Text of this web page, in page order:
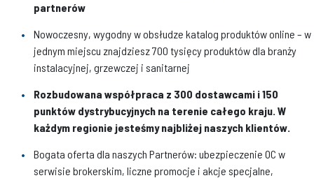
partnerów
Nowoczesny, wygodny w obsłudze katalog produktów online – w
jednym miejscu znajdziesz 700 tysięcy produktów dla branży
instalacyjnej, grzewczej i sanitarnej
Rozbudowana współpraca z 300 dostawcami i 150
punktów dystrybucyjnych na terenie całego kraju. W
każdym regionie jesteśmy najbliżej naszych klientów.
Bogata oferta dla naszych Partnerów: ubezpieczenie OC w
serwisie brokerskim, liczne promocje i akcje specjalne,